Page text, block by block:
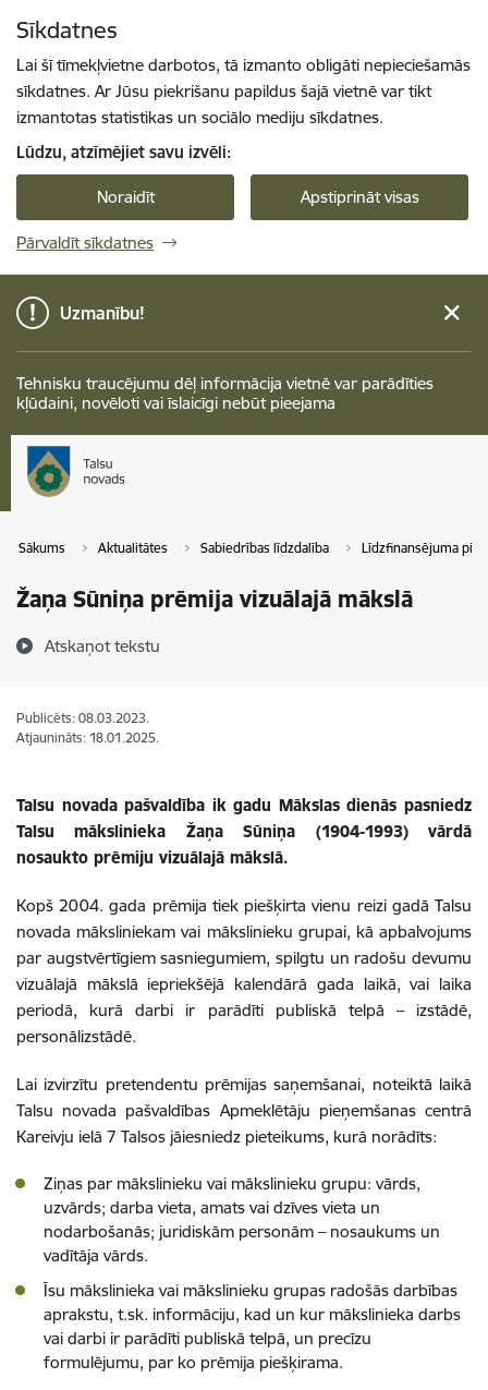
Sīkdatnes
Lai šī tīmekļvietne darbotos, tā izmanto obligāti nepieciešamās
sīkdatnes. Ar Jūsu piekrišanu papildus šajā vietnē var tikt
izmantotas statistikas un sociālo mediju sīkdatnes.
Lūdzu, atzīmējiet savu izvēli:
Noraidīt Apstiprināt visas
Pārvaldīt sīkdatnes
Uzmanību!
Tehnisku traucējumu dēļ informācija vietnē var parādīties
kļūdaini, novēloti vai īslaicīgi nebūt pieejama
Sākums Aktualitātes Sabiedrības līdzdalība Līdzfinansējuma
Žaņa Sūniņa prēmija vizuālajā mākslā
Atskaņot tekstu
Publicēts: 08.03.2023.
Atjaunināts: 18.01.2025.
Talsu novada pašvaldība ik gadu Mākslas dienās pasniedz
Talsu mākslinieka Žaņa Sūniņa (1904-1993) vārdā
nosaukto prēmiju vizuālajā mākslā.
Kopš 2004. gada prēmija tiek piešķirta vienu reizi gadā Talsu
novada māksliniekam vai mākslinieku grupai, kā apbalvojums
par augstvērtīgiem sasniegumiem, spilgtu un radošu devumu
vizuālajā mākslā iepriekšējā kalendārā gada laikā, vai laika
periodā, kurā darbi ir parādīti publiskā telpā – izstādē,
personālizstādē.
Lai izvirzītu pretendentu prēmijas saņemšanai, noteiktā laikā
Talsu novada pašvaldības Apmeklētāju pieņemšanas centrā
Kareivju ielā 7 Talsos jāiesniedz pieteikums, kurā norādīts:
Ziņas par mākslinieku vai mākslinieku grupu: vārds,
uzvārds; darba vieta, amats vai dzīves vieta un
nodarbošanās; juridiskām personām – nosaukums un
vadītāja vārds.
Īsu mākslinieka vai mākslinieku grupas radošās darbības
aprakstu, t.sk. informāciju, kad un kur mākslinieka darbs
vai darbi ir parādīti publiskā telpā, un precīzu
formulējumu, par ko prēmija piešķirama.